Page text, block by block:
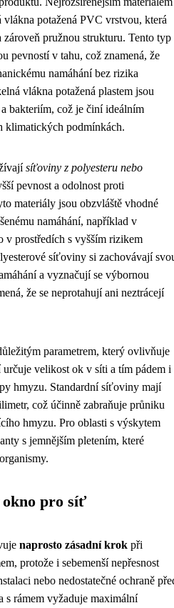
potažená PVC vrstvou, která
pružnou strukturu. Tento typ
pevností v tahu, což znamená, že
namáhání bez rizika
vlákna potažená plastem jsou
bakteriím, což je činí ideálním
klimatických podmínkách.
síťoviny z polyesteru nebo
pevnost a odolnost proti
materiály jsou obzvláště vhodné
namáhání, například v
v prostředích s vyšším rizikem
síťoviny si zachovávají
a vyznačují se výbornou
že se neprotahují ani neztrácejí
parametrem, který ovlivňuje
velikost ok v síti a tím pádem i
hmyzu. Standardní síťoviny mají
což účinně zabraňuje průniku
hmyzu. Pro oblasti s výskytem
s jemnějším pletením, které
okno pro síť
naprosto zásadní krok při
protože i sebemenší nepřesnost
nebo nedostatečné ochraně
rámem vyžaduje maximální